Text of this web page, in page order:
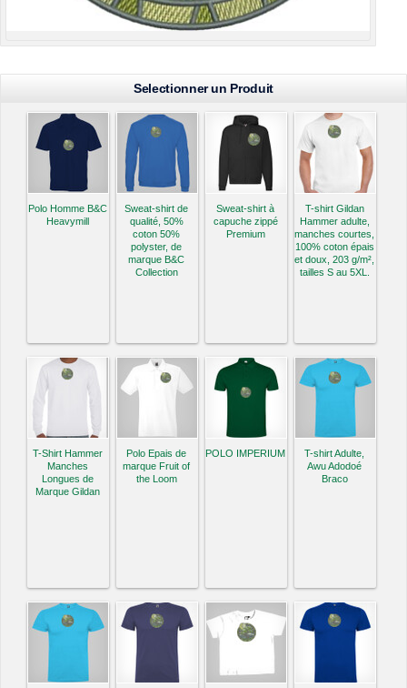
Selectionner un Produit
Polo Homme B&C
Heavymill
Sweat-shirt de
qualité, 50%
coton 50%
polyster, de
marque B&C
Collection
Sweat-shirt à
capuche zippé
Premium
T-shirt Gildan
Hammer adulte,
manches courtes,
100% coton épais
et doux, 203 g/m²,
tailles S au 5XL.
T-Shirt Hammer
Manches
Longues de
Marque Gildan
Polo Epais de
marque Fruit of
the Loom
POLO IMPERIUM
T-shirt Adulte,
Awu Adodoé
Braco